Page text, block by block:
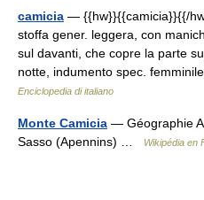
camicia — {{hw}}{{camicia}}{{/
stoffa gener. leggera, con
sul davanti, che copre la parte
notte, indumento spec.
Enciclopedia di italiano
Monte Camicia — Géographie
Sasso (Apennins) …
Wikipédia en